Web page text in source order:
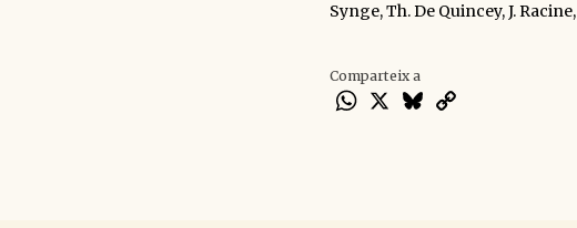
Synge, Th. De Quincey, J.
Comparteix a
WhatsApp
X Bluesky